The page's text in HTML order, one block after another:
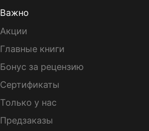
Важно
Акции
Главные книги
Бонус за рецензию
Сертификаты
Только у нас
Предзаказы